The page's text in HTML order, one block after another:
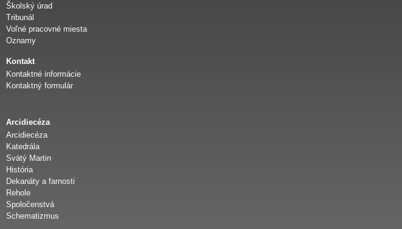
i
d
i
c
é
z
a
Školský úrad
Tribunál
Voľné pracovné miesta
Oznamy
Kontakt
Kontaktné informácie
Kontaktný formulár
Arcidiecéza
Arcidiecéza
Katedrála
Svätý Martin
História
Dekanáty a farnosti
Rehole
Spoločenstvá
Schematizmus